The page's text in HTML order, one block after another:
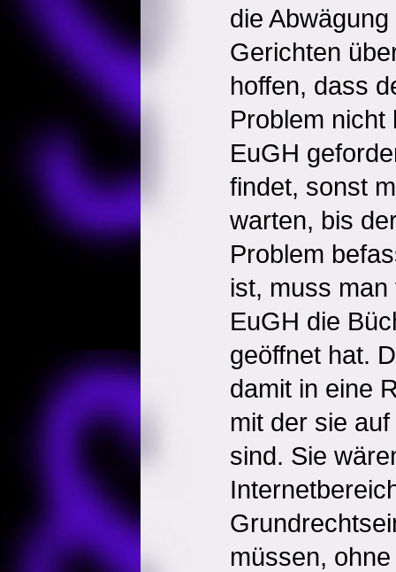
die
Gerichten
hoffen, dass
Problem nicht
EuGH
findet, sonst
warten, bis
Problem
ist, muss
EuGH die
geöffnet hat.
damit in eine
mit der sie
sind. Sie
müssen,